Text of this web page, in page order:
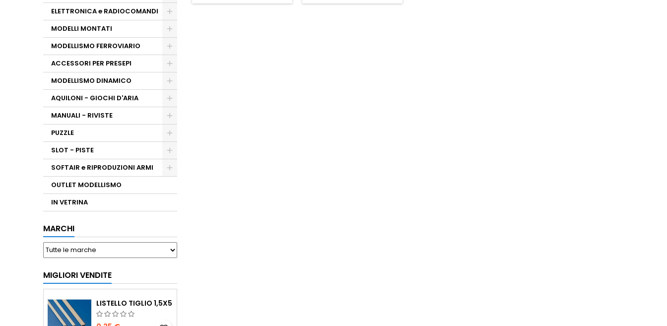
ELETTRONICA e RADIOCOMANDI
MODELLI MONTATI
MODELLISMO FERROVIARIO
ACCESSORI PER PRESEPI
MODELLISMO DINAMICO
AQUILONI - GIOCHI D'ARIA
MANUALI - RIVISTE
PUZZLE
SLOT - PISTE
SOFTAIR e RIPRODUZIONI ARMI
OUTLET MODELLISMO
IN VETRINA
MARCHI
MIGLIORI VENDITE
LISTELLO TIGLIO 1,5X5